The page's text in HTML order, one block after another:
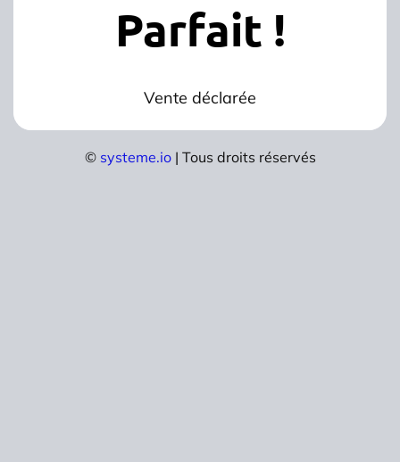
Parfait !
Vente déclarée
© systeme.io| Tous droits réservés